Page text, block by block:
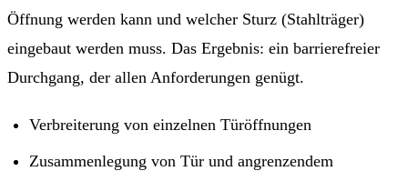
Öffnung werden kann und welcher Sturz (Stahlträger)
eingebaut werden muss. Das Ergebnis: ein barrierefreier
Durchgang, der allen Anforderungen genügt.
Verbreiterung von einzelnen Türöffnungen
Zusammenlegung von Tür und angrenzendem